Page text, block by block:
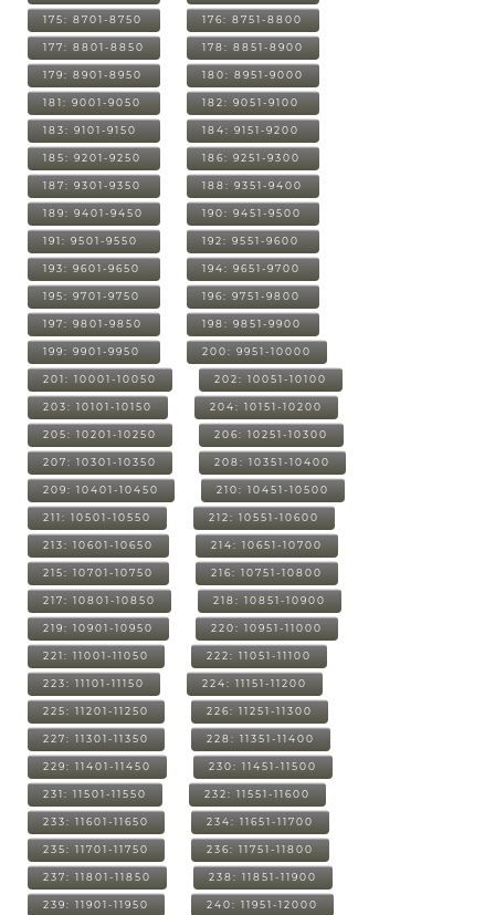
175: 8701-8750 176: 8751-8800
177: 8801-8850 178: 8851-8900
179: 8901-8950 180: 8951-9000
181: 9001-9050 182: 9051-9100
183: 9101-9150 184: 9151-9200
185: 9201-9250 186: 9251-9300
187: 9301-9350 188: 9351-9400
189: 9401-9450 190: 9451-9500
191: 9501-9550 192: 9551-9600
193: 9601-9650 194: 9651-9700
195: 9701-9750 196: 9751-9800
197: 9801-9850 198: 9851-9900
199: 9901-9950 200: 9951-10000
201: 10001-10050 202: 10051-10100
203: 10101-10150 204: 10151-10200
205: 10201-10250 206: 10251-10300
207: 10301-10350 208: 10351-10400
209: 10401-10450 210: 10451-10500
211: 10501-10550 212: 10551-10600
213: 10601-10650 214: 10651-10700
215: 10701-10750 216: 10751-10800
217: 10801-10850 218: 10851-10900
219: 10901-10950 220: 10951-11000
221: 11001-11050 222: 11051-11100
223: 11101-11150 224: 11151-11200
225: 11201-11250 226: 11251-11300
227: 11301-11350 228: 11351-11400
229: 11401-11450 230: 11451-11500
231: 11501-11550 232: 11551-11600
233: 11601-11650 234: 11651-11700
235: 11701-11750 236: 11751-11800
237: 11801-11850 238: 11851-11900
239: 11901-11950 240: 11951-12000